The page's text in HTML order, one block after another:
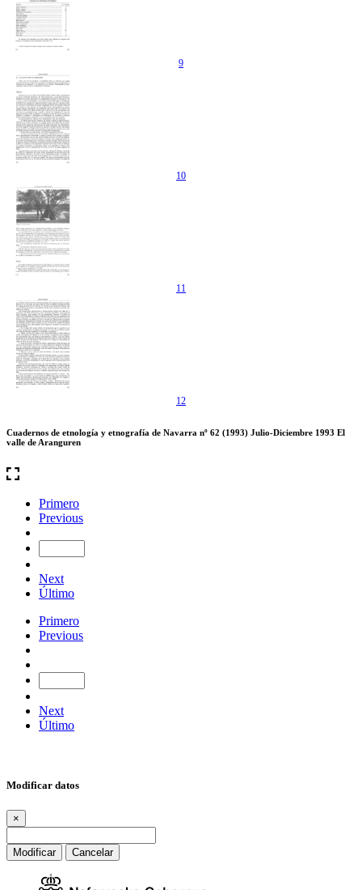
9
10
11
12
Cuadernos de etnología y etnografía de Navarra nº 62 (1993) Julio-Diciembre 1993 El
valle de Aranguren
Primero
Previous
Next
Último
Primero
Previous
Next
Último
Modificar datos
×
Modificar Cancelar